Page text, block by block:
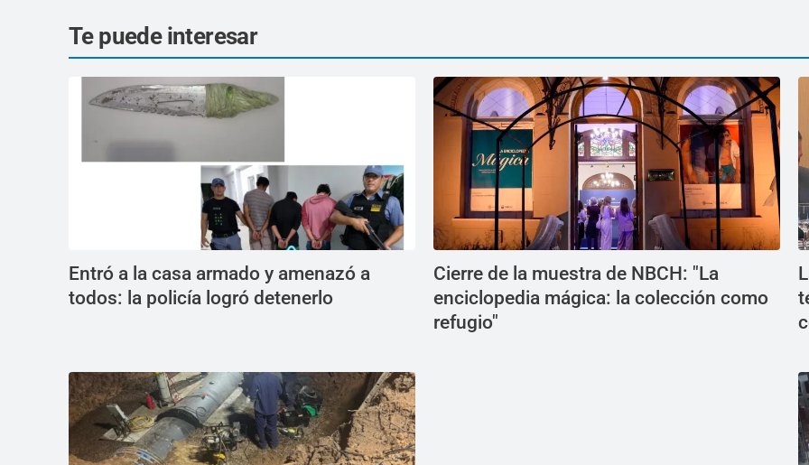
Te puede interesar
Entró a la casa armado y amenazó a
todos: la policía logró detenerlo
Cierre de la muestra de NBCH: "La
enciclopedia mágica: la colección como
refugio"